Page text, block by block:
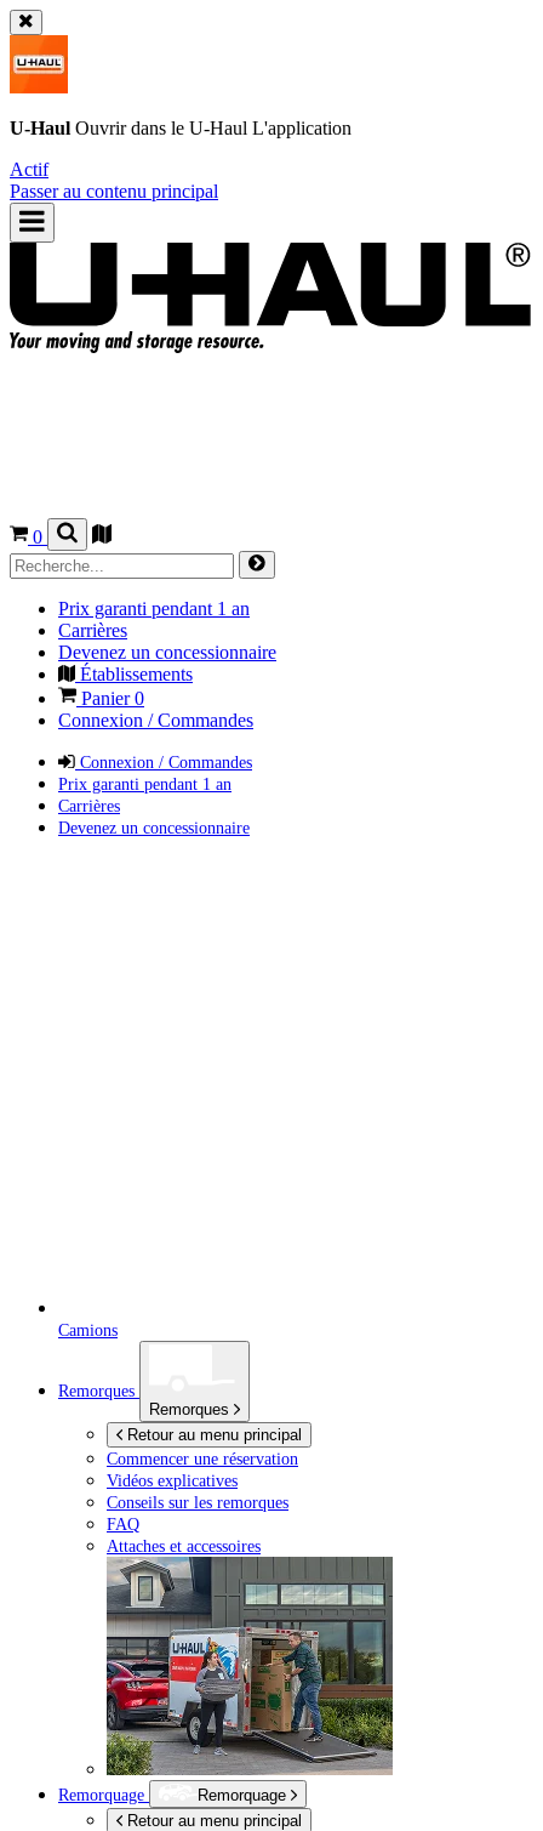
U-Haul Ouvrir dans le U-Haul L'application
Actif
Passer au contenu principal
0
Prix garanti pendant 1 an
Carrières
Devenez un concessionnaire
Établissements
Panier0
Connexion / Commandes
Connexion / Commandes
Prix garanti pendant 1 an
Carrières
Devenez un concessionnaire
Camions
Remorques
Remorques
Retour au menu principal
Commencer une réservation
Vidéos explicatives
Conseils sur les remorques
FAQ
Attaches et accessoires
Remorquage
Remorquage
Retour au menu principal